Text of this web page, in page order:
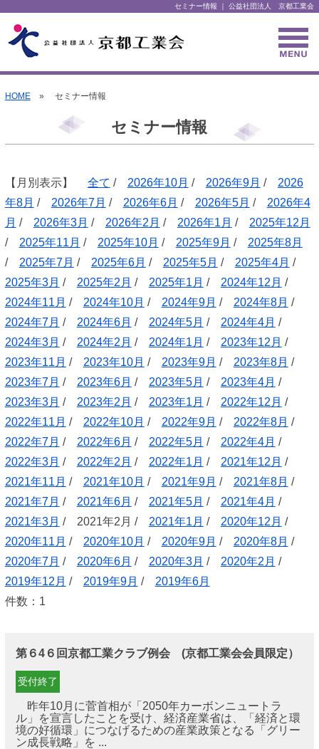
セミナー情報 ｜ 公益社団法人 京都工業会
HOME» セミナー情報
セミナー情報
【月別表示】 全て / 2026年10月 / 2026年9月 / 2026
年8月 / 2026年7月 / 2026年6月 / 2026年5月 / 2026年4
月 / 2026年3月 / 2026年2月 / 2026年1月 / 2025年12月
/ 2025年11月 / 2025年10月 / 2025年9月 / 2025年8月
/ 2025年7月 / 2025年6月 / 2025年5月 / 2025年4月 /
2025年3月 / 2025年2月 / 2025年1月 / 2024年12月 /
2024年11月 / 2024年10月 / 2024年9月 / 2024年8月 /
2024年7月 / 2024年6月 / 2024年5月 / 2024年4月 /
2024年3月 / 2024年2月 / 2024年1月 / 2023年12月 /
2023年11月 / 2023年10月 / 2023年9月 / 2023年8月 /
2023年7月 / 2023年6月 / 2023年5月 / 2023年4月 /
2023年3月 / 2023年2月 / 2023年1月 / 2022年12月 /
2022年11月 / 2022年10月 / 2022年9月 / 2022年8月 /
2022年7月 / 2022年6月 / 2022年5月 / 2022年4月 /
2022年3月 / 2022年2月 / 2022年1月 / 2021年12月 /
2021年11月 / 2021年10月 / 2021年9月 / 2021年8月 /
2021年7月 / 2021年6月 / 2021年5月 / 2021年4月 /
2021年3月 / 2021年2月 / 2021年1月 / 2020年12月 /
2020年11月 / 2020年10月 / 2020年9月 / 2020年8月 /
2020年7月 / 2020年6月 / 2020年3月 / 2020年2月 /
2019年12月 / 2019年9月 / 2019年6月
件数：1
第６4６回京都工業クラブ例会 (京都工業会会員限定）
受付終了
昨年10月に菅首相が「2050年カーボンニュートラ
ル」を宣言したことを受け、経済産業省は、「経済と環
境の好循環」につなげるための産業政策となる「グリー
ン成長戦略」を ...